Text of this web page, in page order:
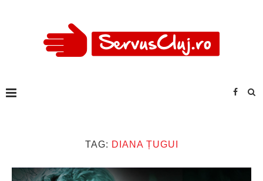
TAG: DIANA ȚUGUI